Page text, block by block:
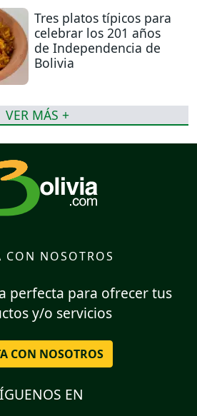
Tres platos típicos para
celebrar los 201 años
de Independencia de
Bolivia
VER MÁS +
CON NOSOTROS
perfecta para ofrecer tus
y/o servicios
CON NOSOTROS
EN